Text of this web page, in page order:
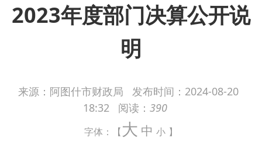
2023年度部门决算公开说
明
来源：阿图什市财政局 发布时间： 2024-08-20
18:32
阅读： 390
字体：【大 中 小 】
阿图什市第十五幼儿园2023年度部门决算